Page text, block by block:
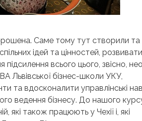
Саме тому тут створили та
ідей та цінностей,
всього цього, звісно,
Львівської бізнес-школи УКУ,
та вдосконалити управлінські
ведення бізнесу. До нашого
які також працюють у Чехії і, які